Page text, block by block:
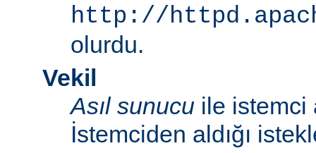
http://
olurdu.
Vekil
Asıl sunucu ile istemci
İstemciden aldığı